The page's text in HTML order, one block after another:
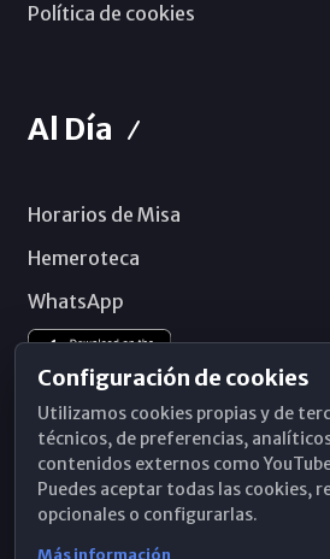
Política de cookies
Al Día
Horarios de Misa
Hemeroteca
WhatsApp
Configuración de cookies
Utilizamos cookies propias y de
técnicos, de preferencias,
contenidos externos como
Puedes aceptar todas las cookies,
opcionales o configurarlas.
Más información